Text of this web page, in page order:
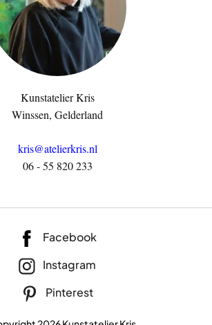
Kunstatelier Kris
Winssen, Gelderland
kris@atelierkris.nl
06 - 55 820 233
Facebook
Instagram
Pinterest